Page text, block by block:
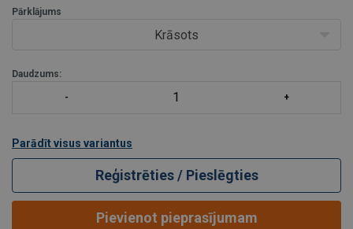
Pārklājums
Krāsots
Daudzums:
Parādīt visus variantus
Reģistrēties / Pieslēgties
Pievienot pieprasījumam